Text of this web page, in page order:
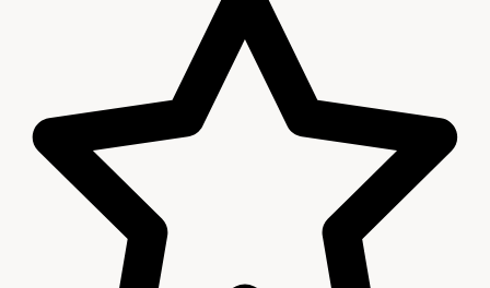
Gedigitaliseerde collectie